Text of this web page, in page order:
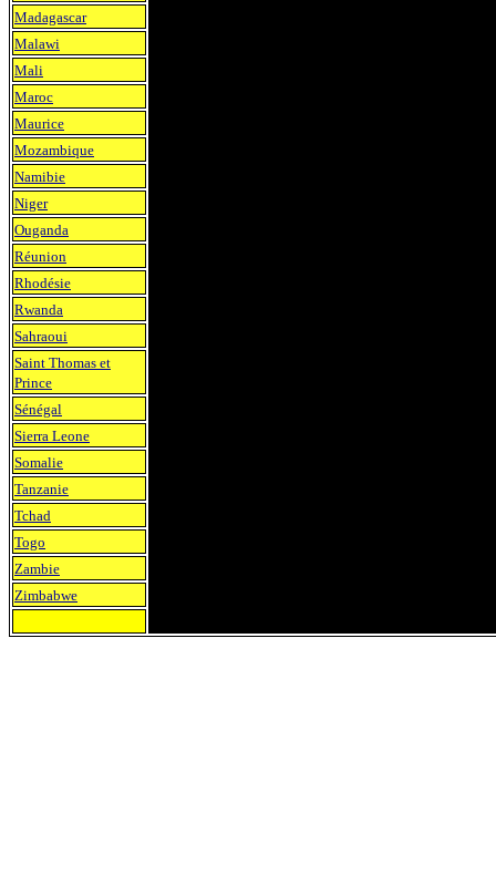
Madagascar
Malawi
Mali
Maroc
Maurice
Mozambique
Namibie
Niger
Ouganda
Réunion
Rhodésie
Rwanda
Sahraoui
Saint Thomas et
Prince
Sénégal
Sierra Leone
Somalie
Tanzanie
Tchad
Togo
Zambie
Zimbabwe